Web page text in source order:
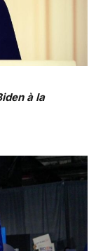
à la